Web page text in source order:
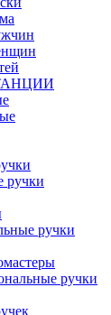
ручки
ручки
ручки